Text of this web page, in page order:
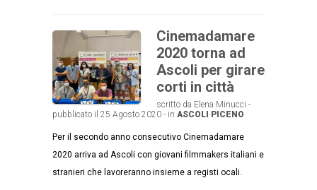
Cinemadamare
2020 torna ad
Ascoli per girare
corti in città
scritto da Elena Minucci -
pubblicato il 25 Agosto 2020 - in ASCOLI PICENO
Per il secondo anno consecutivo Cinemadamare
2020 arriva ad Ascoli con giovani filmmakers italiani e
stranieri che lavoreranno insieme a registi ocali.